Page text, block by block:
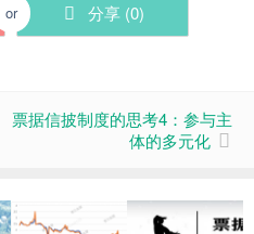
or 分享 (0)
票据信披制度的思考4：参与主
体的多元化